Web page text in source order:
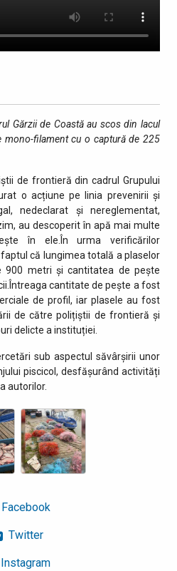
Gărzii de Coastă au scos din lacul
mono-filament cu o captură de 225
de frontieră din cadrul Grupului
o acțiune pe linia prevenirii și
nedeclarat și nereglementat,
au descoperit în apă mai multe
în ele.În urma verificărilor
că lungimea totală a plaselor
900 metri și cantitatea de pește
cantitate de pește a fost
de profil, iar plasele au fost
de către polițiștii de frontieră și
delicte a instituției.
sub aspectul săvârşirii unor
piscicol, desfășurând activități
autorilor.
Facebook
Twitter
Instagram